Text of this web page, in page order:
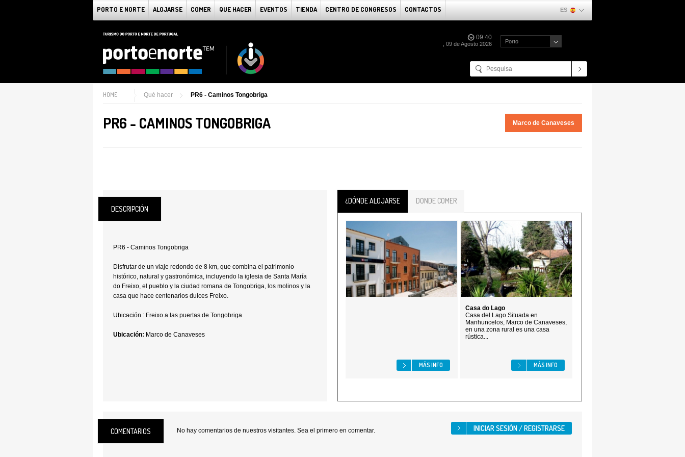
PORTO E NORTE ALOJARSE COMER QUE HACER EVENTOS TIENDA CENTRO DE CONGRESOS CONTACTOS ES
09:40
, 09 de Agosto 2026 Porto
HOME Qué hacer PR6 - Caminos Tongobriga
PR6 - CAMINOS TONGOBRIGA Marco de Canaveses
DESCRIPCIÓN
PR6 - Caminos Tongobriga
Disfrutar de un viaje redondo de 8 km, que combina el patrimonio
histórico, natural y gastronómica, incluyendo la iglesia de Santa María
do Freixo, el pueblo y la ciudad romana de Tongobriga, los molinos y la
casa que hace centenarios dulces Freixo.
Ubicación : Freixo a las puertas de Tongobriga.
Ubicación: Marco de Canaveses
¿DÓNDE ALOJARSE DONDE COMER
MÁS INFO
Casa do Lago
Casa del Lago Situada en
Manhuncelos, Marco de Canaveses,
en una zona rural es una casa
rústica...
MÁS INFO
COMENTARIOS No hay comentarios de nuestros visitantes. Sea el primero en comentar.